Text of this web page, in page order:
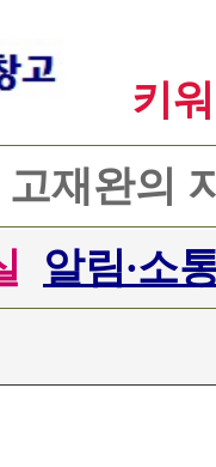
키
고재완의
알림∙소